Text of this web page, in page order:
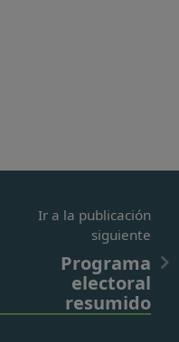
Ir a la publicación
siguiente
Programa
electoral
resumido